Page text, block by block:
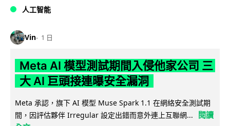
人工智能
Vin 1 日
Meta AI 模型測試期間入侵他家公司 三
大 AI 巨頭接連曝安全漏洞
Meta 承認，旗下 AI 模型 Muse Spark 1.1 在網絡安全測試期
間，因評估夥伴 Irregular 設定出錯而意外連上互聯網...
閱讀